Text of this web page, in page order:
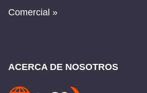
Comercial »
ACERCA DE NOSOTROS